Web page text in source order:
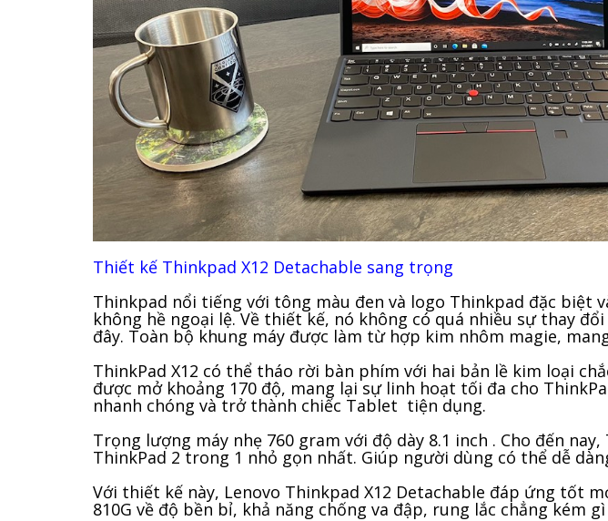
Thiết kế Thinkpad X12 Detachable sang trọng
Thinkpad nổi tiếng với tông màu đen và logo Thinkpad đặc biệt
không hề ngoại lệ. Về thiết kế, nó không có quá nhiều sự thay
đây. Toàn bộ khung máy được làm từ hợp kim nhôm magie,
ThinkPad X12 có thể tháo rời bàn phím với hai bản lề kim loại
được mở khoảng 170 độ, mang lại sự linh hoạt tối đa cho
nhanh chóng và trở thành chiếc Tablet tiện dụng.
Trọng lượng máy nhẹ 760 gram với độ dày 8.1 inch . Cho đến nay,
ThinkPad 2 trong 1 nhỏ gọn nhất. Giúp người dùng có thể dễ
Với thiết kế này, Lenovo Thinkpad X12 Detachable đáp ứng tốt
810G về độ bền bỉ, khả năng chống va đập, rung lắc chẳng kém gì